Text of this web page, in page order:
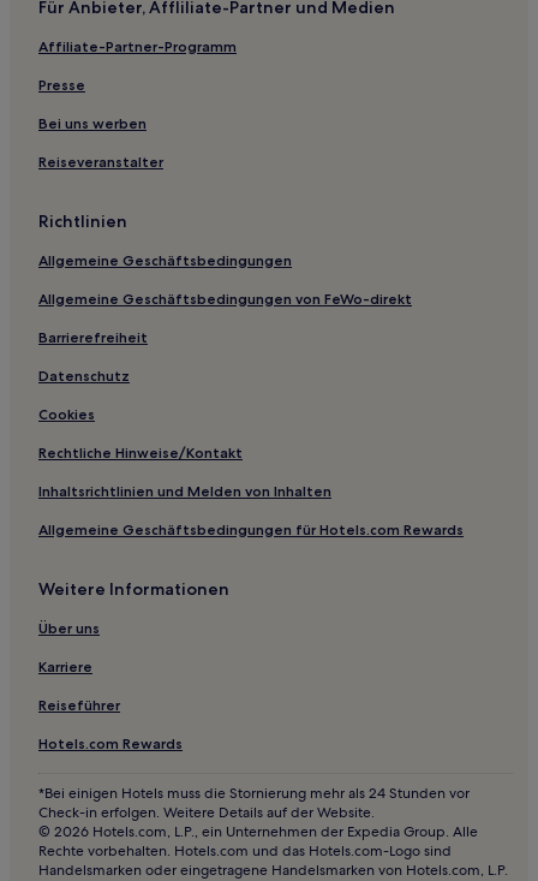
Hotels nahe Boshan Höhle
Hotels nahe Ciyun Tempel
Hotels nahe Wannan Tudun Gräber
Zouda Hotels
Hotels nahe Bantang-Heißquelle
Hejiadian Hotels
Hotels nahe Huangshan Tangmo Scenic Spot
Hotels nahe Tianjing Berg
Für Anbieter, Affliliate-Partner und Medien
Affiliate-Partner-Programm
Presse
Bei uns werben
Reiseveranstalter
Richtlinien
Allgemeine Geschäftsbedingungen
Allgemeine Geschäftsbedingungen von FeWo-direkt
Barrierefreiheit
Datenschutz
Cookies
Rechtliche Hinweise/Kontakt
Inhaltsrichtlinien und Melden von Inhalten
Allgemeine Geschäftsbedingungen für Hotels.com Rewards
Weitere Informationen
Über uns
Karriere
Reiseführer
Hotels.com Rewards
*Bei einigen Hotels muss die Stornierung mehr als 24 Stunden vor
Check-in erfolgen. Weitere Details auf der Website.
© 2026 Hotels.com, L.P., ein Unternehmen der Expedia Group. Alle
Rechte vorbehalten. Hotels.com und das Hotels.com-Logo sind
Handelsmarken oder eingetragene Handelsmarken von Hotels.com, L.P.